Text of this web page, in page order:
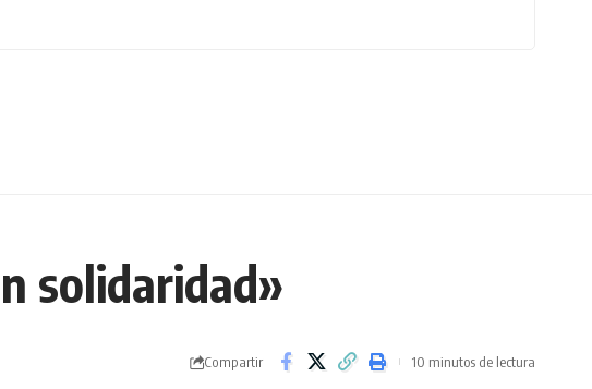
solidaridad»
Compartir 10 minutos de lectura